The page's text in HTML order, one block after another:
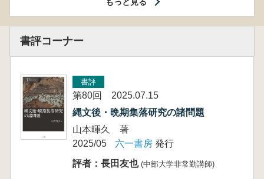
もっと見る
書評コーナー
書評
第80回 2025.07.15
縄文後・晩期集落研究の諸問題
山本暉久 著
2025/05
六一書房 発行
評者：長田友也 (中部大学非常勤講師)